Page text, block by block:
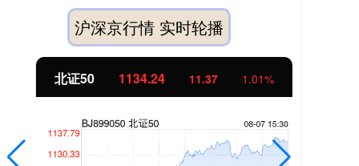
沪深京行情 实时轮播
北证50 1134.24 11.37 1.01%